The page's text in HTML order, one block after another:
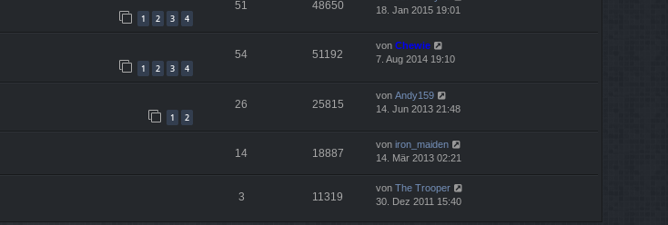
1 2 3 4
51 48650
18. Jan 2015 19:01
1 2 3 4
54 51192
von Chewie
7. Aug 2014 19:10
1 2
26 25815
von Andy159
14. Jun 2013 21:48
14 18887
von iron_maiden
14. Mär 2013 02:21
3 11319
von The Trooper
30. Dez 2011 15:40